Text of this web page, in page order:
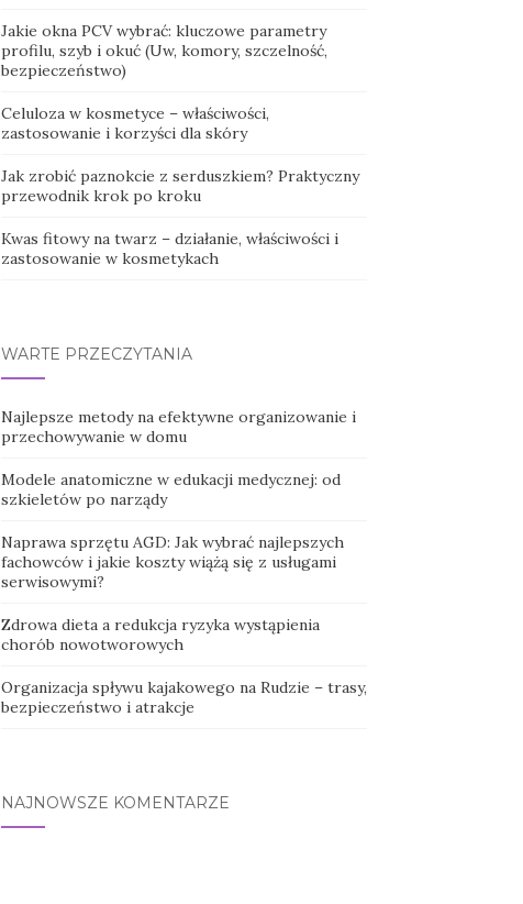
Jakie okna PCV wybrać: kluczowe parametry
profilu, szyb i okuć (Uw, komory, szczelność,
bezpieczeństwo)
Celuloza w kosmetyce – właściwości,
zastosowanie i korzyści dla skóry
Jak zrobić paznokcie z serduszkiem? Praktyczny
przewodnik krok po kroku
Kwas fitowy na twarz – działanie, właściwości i
zastosowanie w kosmetykach
WARTE PRZECZYTANIA
Najlepsze metody na efektywne organizowanie i
przechowywanie w domu
Modele anatomiczne w edukacji medycznej: od
szkieletów po narządy
Naprawa sprzętu AGD: Jak wybrać najlepszych
fachowców i jakie koszty wiążą się z usługami
serwisowymi?
Zdrowa dieta a redukcja ryzyka wystąpienia
chorób nowotworowych
Organizacja spływu kajakowego na Rudzie – trasy,
bezpieczeństwo i atrakcje
NAJNOWSZE KOMENTARZE